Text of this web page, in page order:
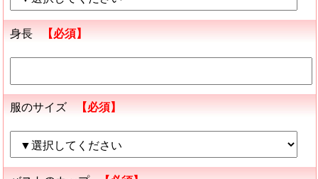
身長 【必須】
服のサイズ 【必須】